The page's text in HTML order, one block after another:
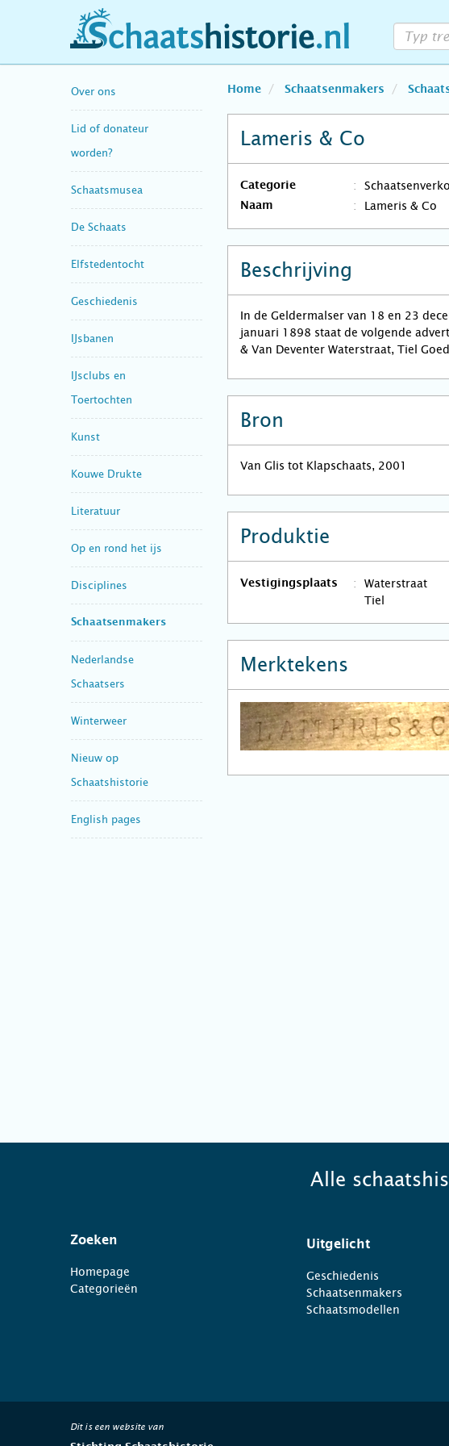
schaatshistorie.nl
Over ons
Lid of donateur
worden?
Schaatsmusea
De Schaats
Elfstedentocht
Geschiedenis
IJsbanen
IJsclubs en
Toertochten
Kunst
Kouwe Drukte
Literatuur
Op en rond het ijs
Disciplines
Schaatsenmakers
Nederlandse
Schaatsers
Winterweer
Nieuw op
Schaatshistorie
English pages
Home Schaatsenmakers
Lameris & Co
Categorie
Naam Lameris & Co
Beschrijving
In de Geldermalser van 18 en 23
januari 1898 staat de volgende
& Van Deventer Waterstraat, Tiel
Bron
Van Glis tot Klapschaats, 2001
Produktie
Vestigingsplaats
Waterstraat
Tiel
Merktekens
Alle
Zoeken
Homepage
Categorieën
Uitgelicht
Geschiedenis
Schaatsenmakers
Schaatsmodellen
Dit is een website van